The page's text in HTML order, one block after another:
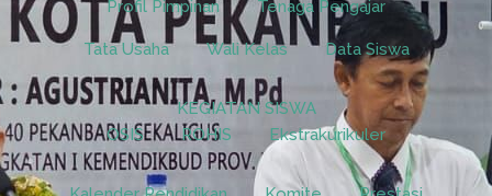
Profil Pimpinan Tenaga Pengajar
Tata Usaha Wali Kelas Data Siswa
KEGIATAN SISWA
OSIS
ROHIS Ekstrakurikuler